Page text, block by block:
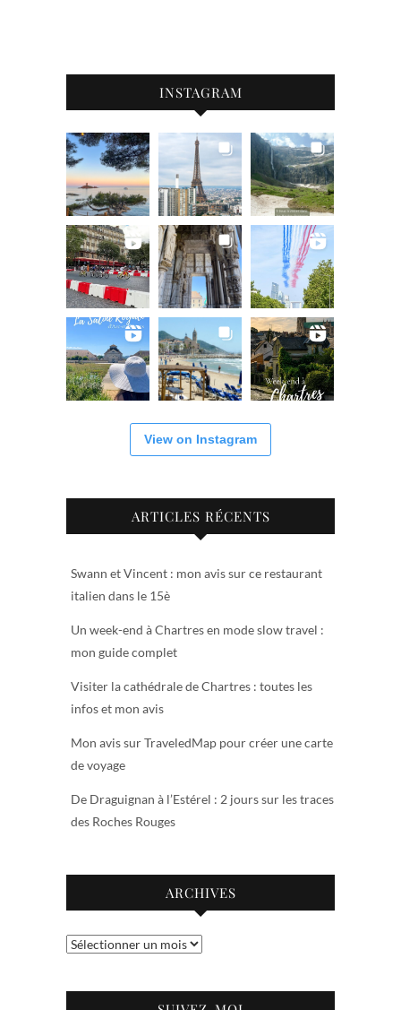
INSTAGRAM
View on Instagram
ARTICLES RÉCENTS
Swann et Vincent : mon avis sur ce restaurant
italien dans le 15è
Un week-end à Chartres en mode slow travel :
mon guide complet
Visiter la cathédrale de Chartres : toutes les
infos et mon avis
Mon avis sur TraveledMap pour créer une carte
de voyage
De Draguignan à l’Estérel : 2 jours sur les traces
des Roches Rouges
ARCHIVES
Archives